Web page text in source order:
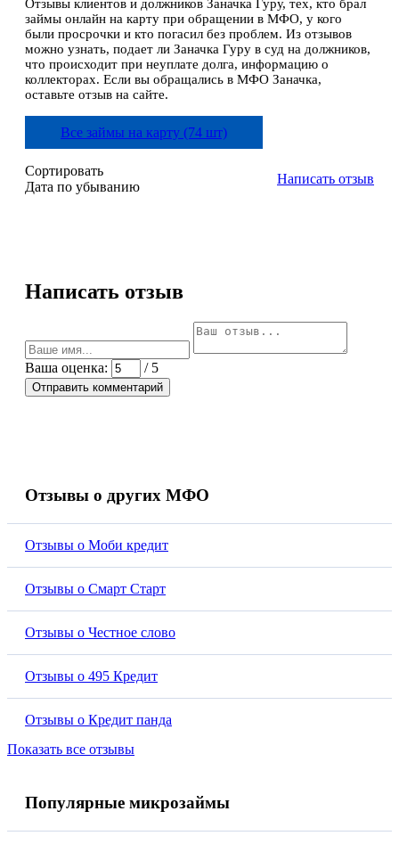
Отзывы клиентов и должников Заначка Гуру, тех, кто брал
займы онлайн на карту при обращении в МФО, у кого
были просрочки и кто погасил без проблем. Из отзывов
можно узнать, подает ли Заначка Гуру в суд на должников,
что происходит при неуплате долга, информацию о
коллекторах. Если вы обращались в МФО Заначка,
оставьте отзыв на сайте.
Все займы на карту (74 шт)
Сортировать
Дата по убыванию
Написать отзыв
Написать отзыв
Ваша оценка: / 5
Отправить комментарий
Отзывы о других МФО
Отзывы о Моби кредит
Отзывы о Смарт Старт
Отзывы о Честное слово
Отзывы о 495 Кредит
Отзывы о Кредит панда
Показать все отзывы
Популярные микрозаймы